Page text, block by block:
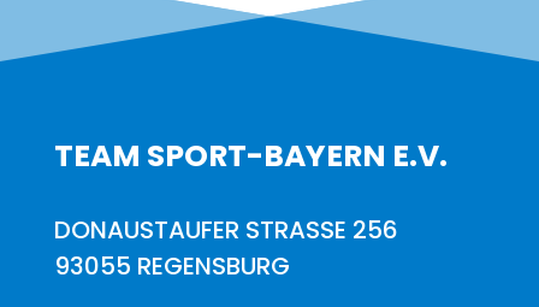
TEAM SPORT-BAYERN E.V.
DONAUSTAUFER STRASSE 256
93055 REGENSBURG